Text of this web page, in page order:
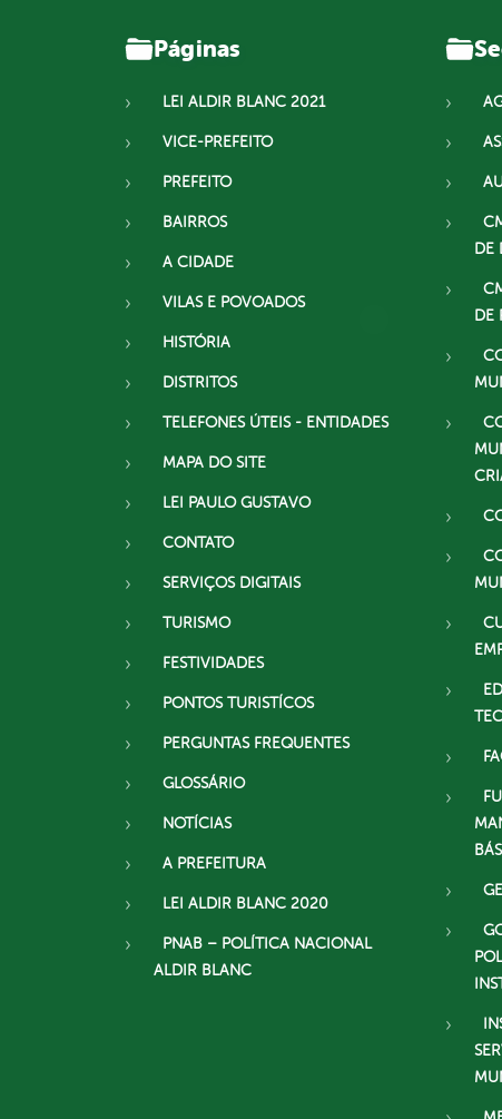
Páginas
LEI ALDIR BLANC 2021
VICE-PREFEITO
PREFEITO
BAIRROS
A CIDADE
VILAS E POVOADOS
HISTÓRIA
DISTRITOS
TELEFONES ÚTEIS - ENTIDADES
MAPA DO SITE
LEI PAULO GUSTAVO
CONTATO
SERVIÇOS DIGITAIS
TURISMO
FESTIVIDADES
PONTOS TURISTÍCOS
PERGUNTAS FREQUENTES
GLOSSÁRIO
NOTÍCIAS
A PREFEITURA
LEI ALDIR BLANC 2020
PNAB – POLÍTICA NACIONAL
ALDIR BLANC
DE
DE